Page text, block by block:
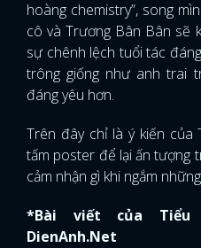
FACEBOOK
hoàng chemistry”, song
cô và Trương Bân Bân sẽ
sự chênh lệch tuổi tác
trông giống như anh trai
đáng yêu hơn.
Trên đây chỉ là ý kiến của
tấm poster để lại ấn tượng
cảm nhận gì khi ngắm
*Bài viết của
DienAnh.Net